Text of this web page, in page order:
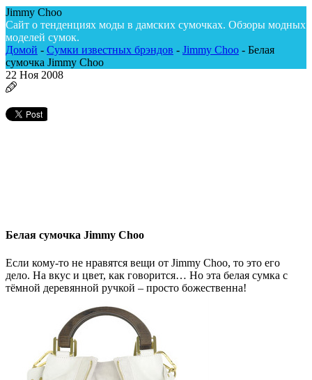
Jimmy Choo
Сайт о тенденциях моды в дамских сумочках. Обзоры модных
моделей сумок.
Домой - Сумки известных брэндов - Jimmy Choo - Белая
сумочка Jimmy Choo
22 Ноя 2008
Белая сумочка Jimmy Choo
Если кому-то не нравятся вещи от Jimmy Choo, то это его
дело. На вкус и цвет, как говорится… Но эта белая сумка с
тёмной деревянной ручкой – просто божественна!